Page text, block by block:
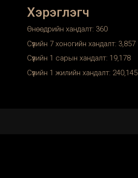
Хэрэглэгч
Өнөөдрийн хандалт: 360
Сүүлийн 7 хоногийн хандалт: 3,857
Сүүлийн 1 сарын хандалт: 19,178
Сүүлийн 1 жилийн хандалт: 240,145